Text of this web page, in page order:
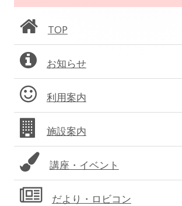
ー
ジ
送
り
ン
サ
イ
ド
バ
ー
TOP
お知らせ
利用案内
施設案内
講座・イベント
だより・ロビコン